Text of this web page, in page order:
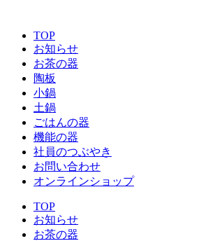
TOP
お知らせ
お茶の器
陶板
小鍋
土鍋
ごはんの器
機能の器
社員のつぶやき
お問い合わせ
オンラインショップ
TOP
お知らせ
お茶の器